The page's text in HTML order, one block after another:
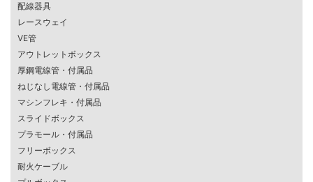
配線器具
レースウェイ
VE管
アウトレットボックス
厚鋼電線管・付属品
ねじなし電線管・付属品
マシンフレキ・付属品
スライドボックス
プラモール・付属品
フリーボックス
耐火ケーブル